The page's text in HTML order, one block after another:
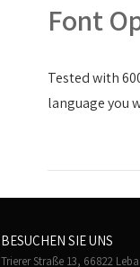
Font
Tested with
language you
BESUCHEN SIE UNS
Trierer Straße 13, 66822